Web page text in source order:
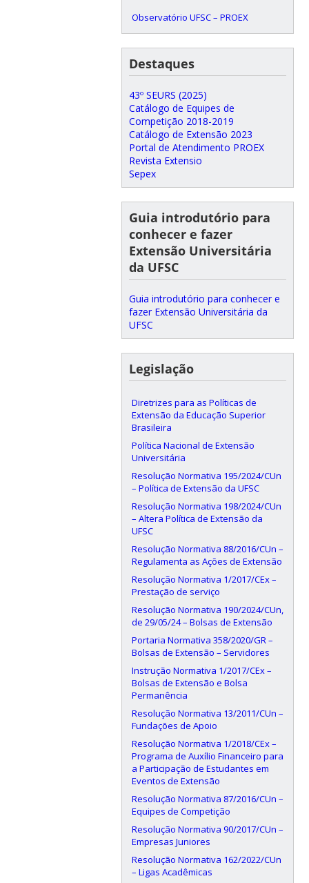
Observatório UFSC – PROEX
Destaques
43º SEURS (2025)
Catálogo de Equipes de
Competição 2018-2019
Catálogo de Extensão 2023
Portal de Atendimento PROEX
Revista Extensio
Sepex
Guia introdutório para
conhecer e fazer
Extensão Universitária
da UFSC
Guia introdutório para conhecer e
fazer Extensão Universitária da
UFSC
Legislação
Diretrizes para as Políticas de
Extensão da Educação Superior
Brasileira
Política Nacional de Extensão
Universitária
Resolução Normativa 195/2024/CUn
– Política de Extensão da UFSC
Resolução Normativa 198/2024/CUn
– Altera Política de Extensão da
UFSC
Resolução Normativa 88/2016/CUn –
Regulamenta as Ações de Extensão
Resolução Normativa 1/2017/CEx –
Prestação de serviço
Resolução Normativa 190/2024/CUn,
de 29/05/24 – Bolsas de Extensão
Portaria Normativa 358/2020/GR –
Bolsas de Extensão – Servidores
Instrução Normativa 1/2017/CEx –
Bolsas de Extensão e Bolsa
Permanência
Resolução Normativa 13/2011/CUn –
Fundações de Apoio
Resolução Normativa 1/2018/CEx –
Programa de Auxílio Financeiro para
a Participação de Estudantes em
Eventos de Extensão
Resolução Normativa 87/2016/CUn –
Equipes de Competição
Resolução Normativa 90/2017/CUn –
Empresas Juniores
Resolução Normativa 162/2022/CUn
– Ligas Acadêmicas